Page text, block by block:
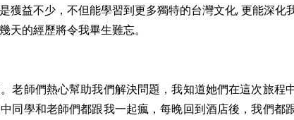
獲益不少，不但能學習到更多獨特的台灣文化, 更能深
天的經歷將令我畢生難忘。
老師們熱心幫助我們解決問題，我知道她們在這次旅
同學和老師們都跟我一起瘋，每晚回到酒店後，我們